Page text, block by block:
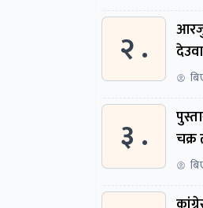
२ .
देउवा
३ .
चक्र